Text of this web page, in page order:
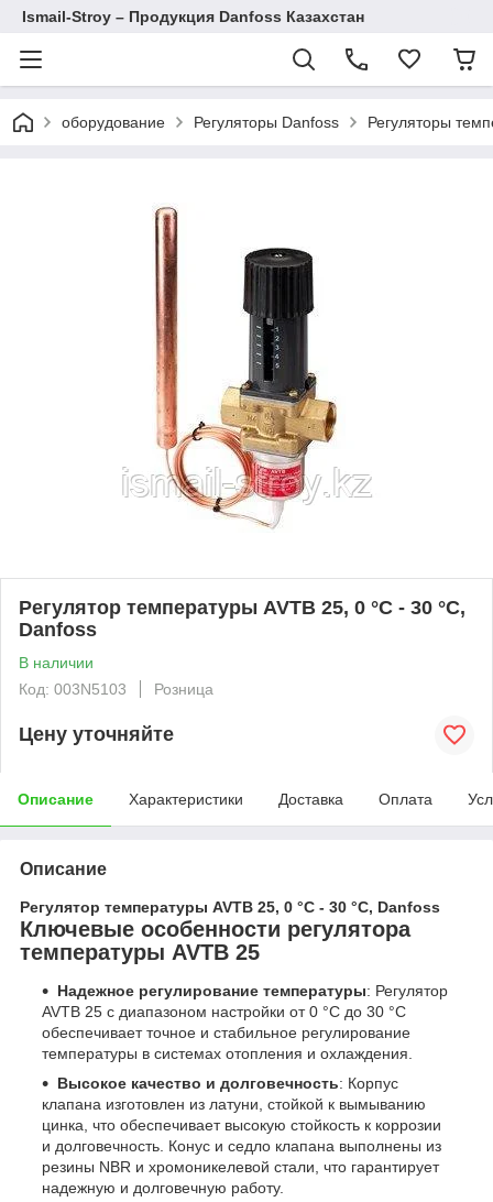
Ismail-Stroy – Продукция Danfoss Казахстан
оборудование Регуляторы Danfoss Регуляторы
Регулятор температуры AVTB 25, 0 °C - 30 °C,
Danfoss
В наличии
Код: 003N5103
Розница
Цену уточняйте
Описание Характеристики Доставка Оплата
Описание
Регулятор температуры AVTB 25, 0 °C - 30 °C, Danfoss
Ключевые особенности регулятора
температуры AVTB 25
Надежное регулирование температуры: Регулятор
AVTB 25 с диапазоном настройки от 0 °C до 30 °C
обеспечивает точное и стабильное регулирование
температуры в системах отопления и охлаждения.
Высокое качество и долговечность: Корпус
клапана изготовлен из латуни, стойкой к вымыванию
цинка, что обеспечивает высокую стойкость к коррозии
и долговечность. Конус и седло клапана выполнены из
резины NBR и хромоникелевой стали, что гарантирует
надежную и долговечную работу.